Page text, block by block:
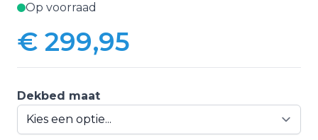
Op voorraad
Vanaf:
€ 299,95
Dekbed maat